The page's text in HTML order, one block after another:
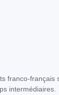
franco-
intermédiaires.